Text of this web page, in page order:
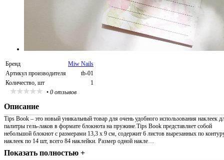
Бренд
Miw Nails
Артикул производителя
tb-01
Количество, шт
1
• 0 отзывов
Описание
Tips Book – это новый уникальный товар для очень удобного использования наклеек
палитры гель-лаков в формате блокнота на пружине.Tips Book представляет собой
небольшой блокнот с размерами 13,3 х 9 см, содержит 6 листов вырезанных по
наклеек по 14 шт, всего 84 наклейки. Размер одной накле…
Показать полностью +